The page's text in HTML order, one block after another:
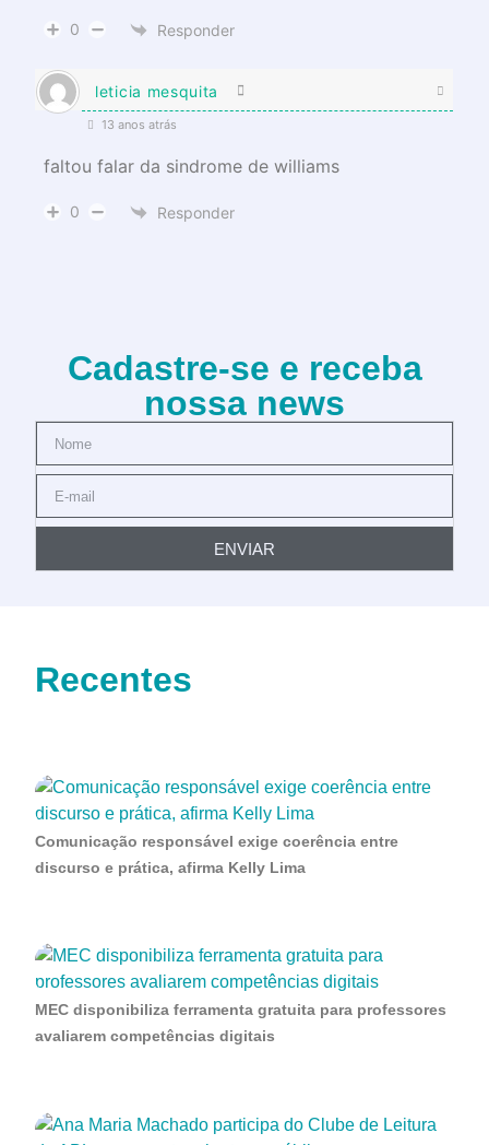
0 Responder
leticia mesquita
13 anos atrás
faltou falar da sindrome de williams
0 Responder
Cadastre-se e receba
nossa news
ENVIAR
Recentes
Comunicação responsável exige coerência entre
discurso e prática, afirma Kelly Lima
MEC disponibiliza ferramenta gratuita para professores
avaliarem competências digitais